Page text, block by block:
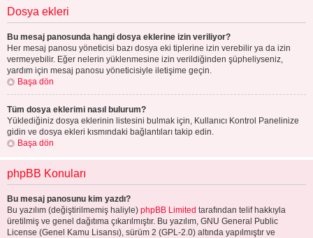
Dosya ekleri
Bu mesaj panosunda hangi dosya eklerine izin veriliyor?
Her mesaj panosu yöneticisi bazı dosya eki tiplerine izin verebilir ya da izin
vermeyebilir. Eğer nelerin yüklenmesine izin verildiğinden şüpheliyseniz,
yardım için mesaj panosu yöneticisiyle iletişime geçin.
Başa dön
Tüm dosya eklerimi nasıl bulurum?
Yüklediğiniz dosya eklerinin listesini bulmak için, Kullanıcı Kontrol Panelinize
gidin ve dosya ekleri kısmındaki bağlantıları takip edin.
Başa dön
phpBB Konuları
Bu mesaj panosunu kim yazdı?
Bu yazılım (değiştirilmemiş haliyle) phpBB Limited tarafından telif hakkıyla
üretilmiş ve genel dağıtıma çıkarılmıştır. Bu yazılım, GNU General Public
License (Genel Kamu Lisansı), sürüm 2 (GPL-2.0) altında yapılmıştır ve